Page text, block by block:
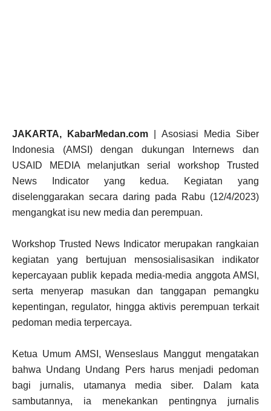
JAKARTA, KabarMedan.com | Asosiasi Media Siber
Indonesia (AMSI) dengan dukungan Internews dan
USAID MEDIA melanjutkan serial workshop Trusted
News Indicator yang kedua. Kegiatan yang
diselenggarakan secara daring pada Rabu (12/4/2023)
mengangkat isu new media dan perempuan.
Workshop Trusted News Indicator merupakan rangkaian
kegiatan yang bertujuan mensosialisasikan indikator
kepercayaan publik kepada media-media anggota AMSI,
serta menyerap masukan dan tanggapan pemangku
kepentingan, regulator, hingga aktivis perempuan terkait
pedoman media terpercaya.
Ketua Umum AMSI, Wenseslaus Manggut mengatakan
bahwa Undang Undang Pers harus menjadi pedoman
bagi jurnalis, utamanya media siber. Dalam kata
sambutannya, ia menekankan pentingnya jurnalis